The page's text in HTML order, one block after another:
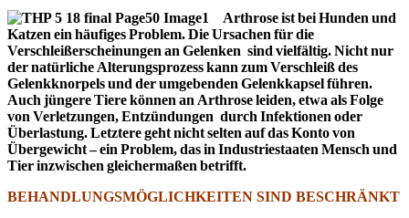
Arthrose ist bei Hunden und
Katzen ein häufiges Problem. Die Ursachen für die
Verschleißerscheinungen an Gelenken sind vielfältig. Nicht nur
der natürliche Alterungsprozess kann zum Verschleiß des
Gelenkknorpels und der umgebenden Gelenkkapsel führen.
Auch jüngere Tiere können an Arthrose leiden, etwa als Folge
von Verletzungen, Entzündungen durch Infektionen oder
Überlastung. Letztere geht nicht selten auf das Konto von
Übergewicht – ein Problem, das in Industriestaaten Mensch und
Tier inzwischen gleichermaßen betrifft.
BEHANDLUNGSMÖGLICHKEITEN SIND BESCHRÄNKT